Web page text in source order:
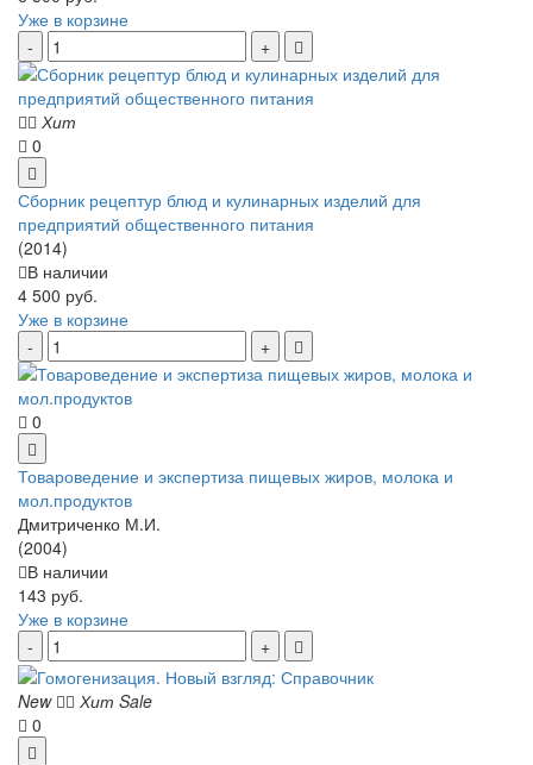
Уже в корзине
Хит
0
Сборник рецептур блюд и кулинарных изделий для
предприятий общественного питания
(2014)
В наличии
4 500 руб.
Уже в корзине
0
Товароведение и экспертиза пищевых жиров, молока и
мол.продуктов
Дмитриченко М.И.
(2004)
В наличии
143 руб.
Уже в корзине
New Хит Sale
0